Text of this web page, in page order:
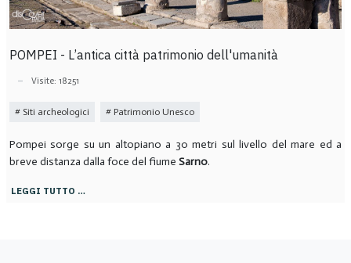
POMPEI - L’antica città patrimonio dell'umanità
Visite: 18251
Siti archeologici Patrimonio Unesco
Pompei sorge su un altopiano a 30 metri sul livello del mare ed a
breve distanza dalla foce del fiume Sarno.
LEGGI TUTTO …